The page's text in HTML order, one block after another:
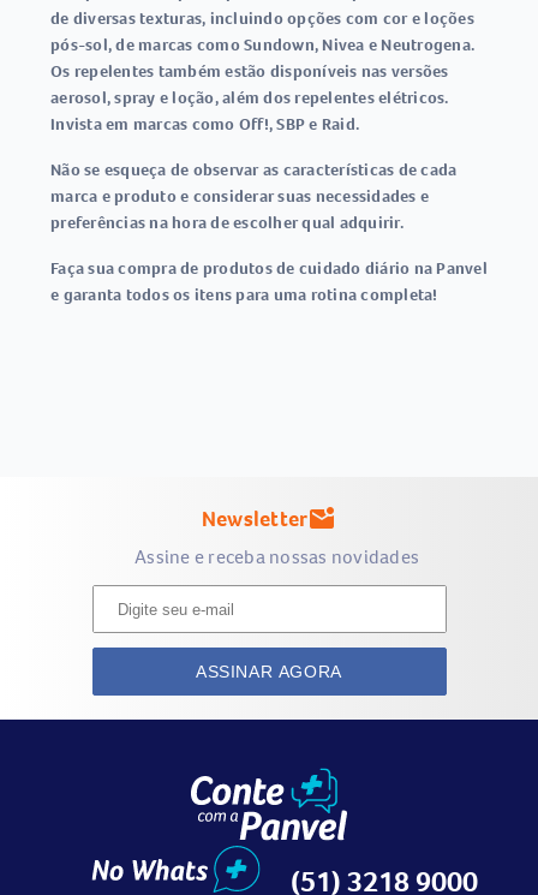
de diversas texturas, incluindo opções com cor e loções
pós-sol, de marcas como Sundown, Nivea e Neutrogena.
Os repelentes também estão disponíveis nas versões
aerosol, spray e loção, além dos repelentes elétricos.
Invista em marcas como Off!, SBP e Raid.
Não se esqueça de observar as características de cada
marca e produto e considerar suas necessidades e
preferências na hora de escolher qual adquirir.
Faça sua compra de produtos de cuidado diário na Panvel
e garanta todos os itens para uma rotina completa!
Newslettermark_email_unread
Assine e receba nossas novidades
ASSINAR AGORA
(51) 3218 9000